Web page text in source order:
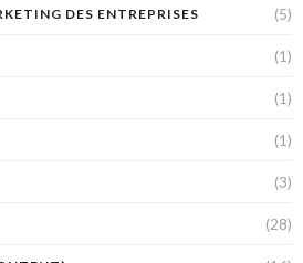
DES ENTREPRISES (5)
(1)
(1)
(1)
(3)
(28)